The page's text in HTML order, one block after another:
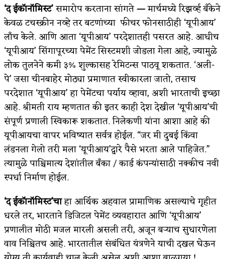
‘द ईकॉनॉमिस्ट’समारोप करताना सांगते—मार्चमध्ये रिझर्व्ह बँकेने
केवळ टचस्क्रीन नव्हे तर बटणांच्या फीचर फोनसाठीही ‘यूपीआय’
लाँच केले. आणि आता ‘यूपीआय’ परदेशातही पसरत आहे. आधीच
‘यूपीआय’ सिंगापूरच्या पेमेंट सिस्टमशी जोडला गेला आहे, ज्यामुळे
लोक तुलनेने कमी ३% शुल्कासह रेमिटन्स पाठवू शकतात. ‘अली-
पे’ जसा चीनबाहेर मोठ्या प्रमाणात स्वीकारला जातो, तसाच
परदेशात ‘यूपीआय’ हा पेमेंटचा पर्याय व्हावा, अशी भारताची इच्छा
आहे. श्रीमती राय म्हणतात की इतर काही देश देखील ‘यूपीआय’ची
संपूर्ण प्रणाली स्विकारू शकतात. निलेकणी यांना आशा आहे की
यूपीआयचा वापर भविष्यात सर्वत्र होईल. “जर मी दुबई किंवा
लंडनला गेलो तरी मला ‘यूपीआय’द्वारे पैसे भरता आले पाहिजेत.”
त्यामुळे पाश्चिमात्य देशांतील बँका / कार्ड कंपन्यांसाठी नक्कीच नवी
स्पर्धा निर्माण होईल.
‘द ईकॉनॉमिस्ट’चाहा आर्थिक अहवाल प्रामाणिक असल्याचे गृहीत
धरले तर, भारताने डिजिटल पेमेंट व्यवहारात आणि ‘यूपीआय’
प्रणालीत मोठी मजल मारली असली तरी, अजून बऱ्याच सुधारणेला
वाव निश्चितच आहे. भारतातील संबंधित यंत्रणेने याची दखल घेऊन